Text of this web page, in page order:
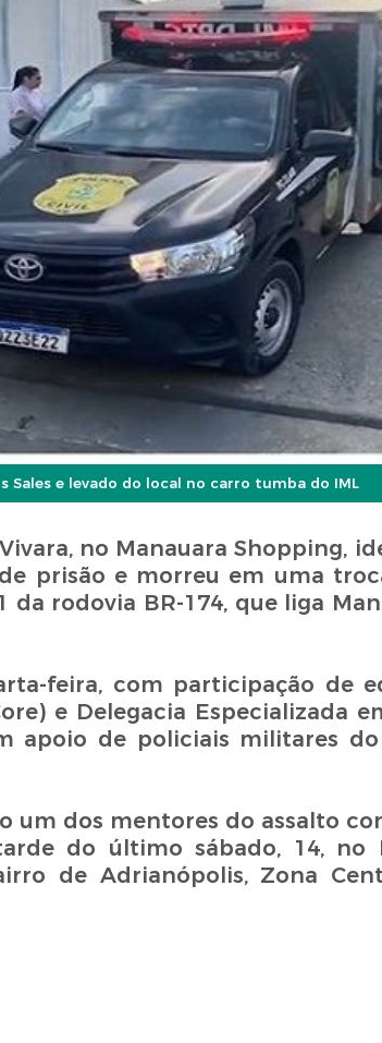
e levado do local no carro tumba do IML
no Manauara Shopping,
prisão e morreu em uma
rodovia BR-174, que liga
feira, com participação de
e Delegacia Especializada
apoio de policiais militares
um dos mentores do assalto
do último sábado, 14, no
de Adrianópolis, Zona